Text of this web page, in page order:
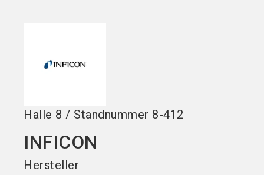
Halle 8 / Standnummer 8-412
INFICON
Hersteller